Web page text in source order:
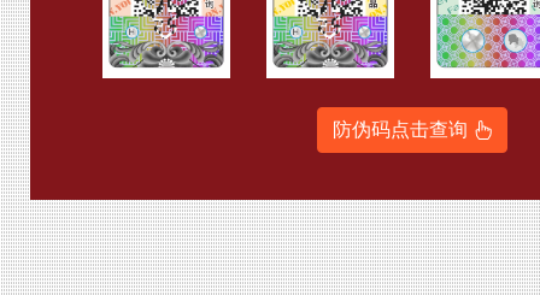
防伪码点击查询